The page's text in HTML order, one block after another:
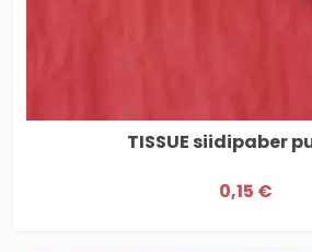
TISSUE siidipaber
0,15 €